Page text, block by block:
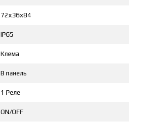
72х36х84
IP65
Клема
В панель
1 Реле
ON/OFF